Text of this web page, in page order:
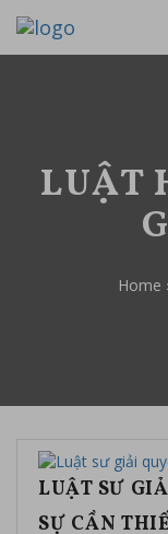
LUẬT
Home
LUẬT SƯ
SỰ CẦN